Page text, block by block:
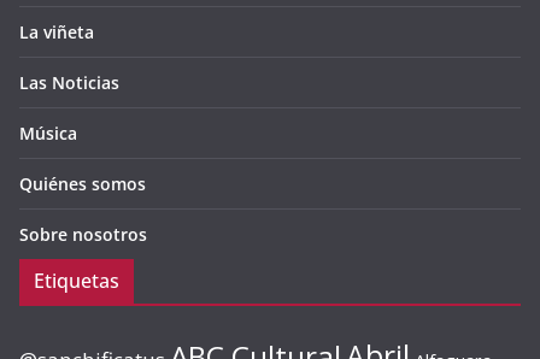
La viñeta
Las Noticias
Música
Quiénes somos
Sobre nosotros
Etiquetas